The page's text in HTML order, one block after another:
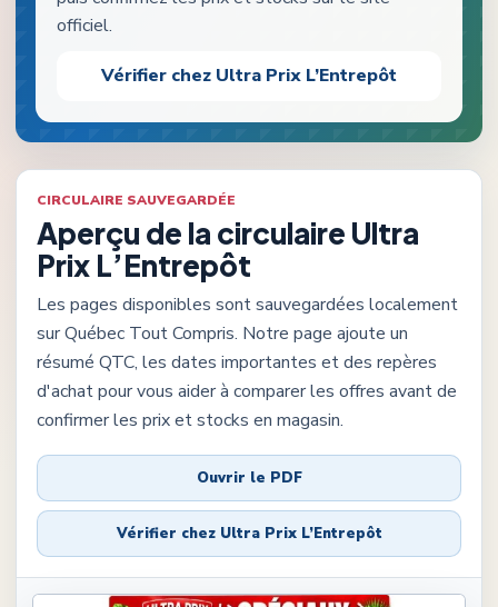
officiel.
Vérifier chez Ultra Prix L’Entrepôt
CIRCULAIRE SAUVEGARDÉE
Aperçu de la circulaire Ultra
Prix L’Entrepôt
Les pages disponibles sont sauvegardées localement
sur Québec Tout Compris. Notre page ajoute un
résumé QTC, les dates importantes et des repères
d'achat pour vous aider à comparer les offres avant de
confirmer les prix et stocks en magasin.
Ouvrir le PDF
Vérifier chez Ultra Prix L’Entrepôt